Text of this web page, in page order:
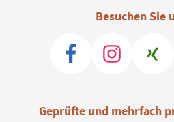
Besuchen Sie
Geprüfte und mehrfach